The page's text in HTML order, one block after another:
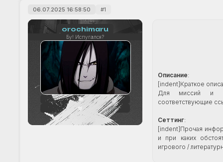
1
06.07.2025 16:58:50
orochimaru
Бу! Испугался?
56
+10
Описание:
[indent]Краткое
Для миссий и
соответствующие
Сеттинг:
[indent]Прочая
и при каких
игрового /